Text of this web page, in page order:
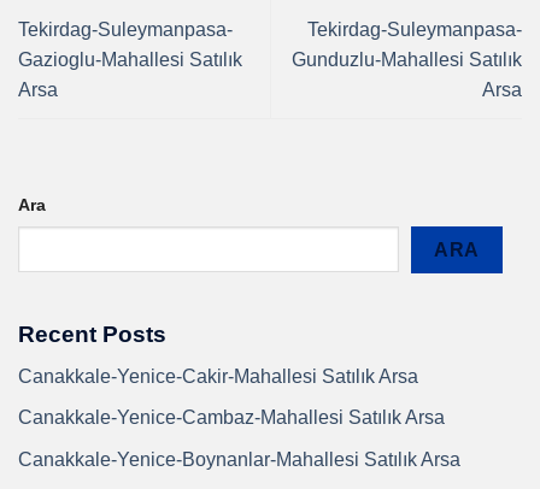
Tekirdag-Suleymanpasa-
Gazioglu-Mahallesi Satılık
Arsa
Tekirdag-Suleymanpasa-
Gunduzlu-Mahallesi Satılık
Arsa
Ara
ARA
Recent Posts
Canakkale-Yenice-Cakir-Mahallesi Satılık Arsa
Canakkale-Yenice-Cambaz-Mahallesi Satılık Arsa
Canakkale-Yenice-Boynanlar-Mahallesi Satılık Arsa